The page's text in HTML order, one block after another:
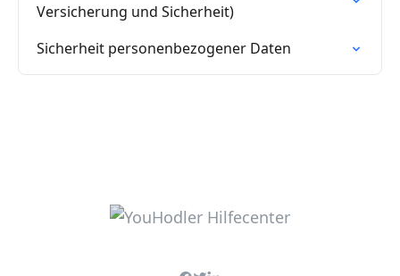
Versicherung und Sicherheit)
Sicherheit personenbezogener Daten